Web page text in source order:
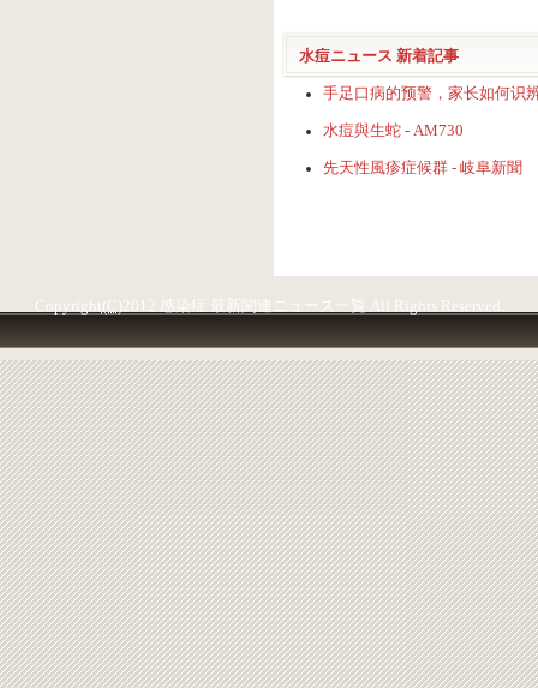
水痘ニュース 新着記事
手足口病的预警，家长如何识
水痘與生蛇 - AM730
先天性風疹症候群 - 岐阜新聞
Copyright (C)2012 感染症 最新関連ニュース一覧 All Rights Reserved.